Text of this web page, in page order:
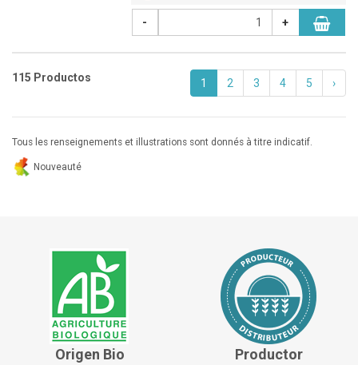
- +
115 Productos 1 2 3 4 5 ›
Tous les renseignements et illustrations sont donnés à titre indicatif.
Nouveauté
Origen Bio
Productor